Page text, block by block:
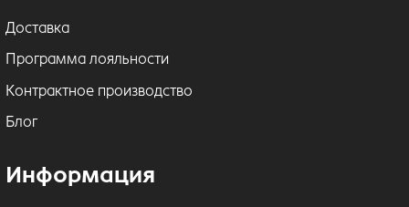
Доставка
Программа лояльности
Контрактное производство
Блог
Информация